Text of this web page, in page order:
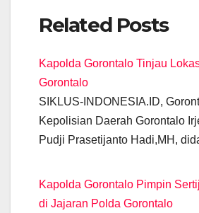
c
e
b
o
o
k
at
p
p
e
gr
m
ail
er
Related Posts
Kapolda Gorontalo Tinjau
Gorontalo
SIKLUS-INDONESIA.ID,
Kepolisian Daerah Gorontalo
Pudji Prasetijanto Hadi,MH,
Kapolda Gorontalo Pimpin
di Jajaran Polda Gorontalo